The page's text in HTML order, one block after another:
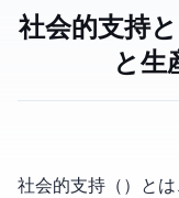
社会的支持
と生
社会的支持（Social